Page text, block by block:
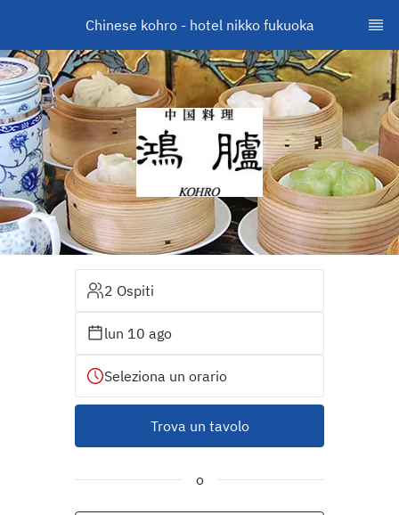
Chinese kohro - hotel nikko fukuoka
2 Ospiti
lun 10 ago
Seleziona un orario
Trova un tavolo
o